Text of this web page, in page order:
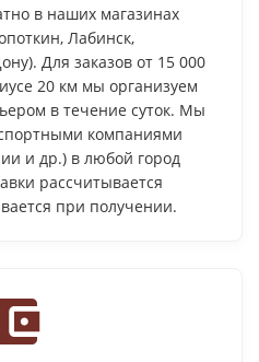
в наших магазинах
Лабинск,
Для заказов от 15 000
20 км мы организуем
в течение суток. Мы
компаниями
и др.) в любой город
рассчитывается
при получении.